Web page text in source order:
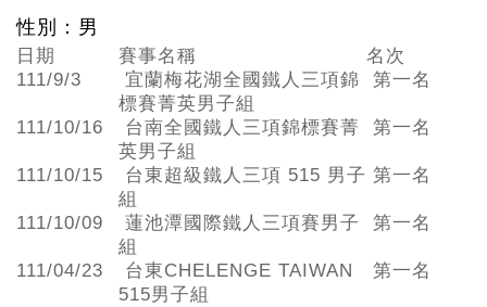
性別：男
日期 賽事名稱
名次
111/9/3
宜蘭梅花湖全國鐵人三項錦
標賽菁英男子組
第一名
111/10/16
台南全國鐵人三項錦標賽菁
英男子組
第一名
111/10/15
台東超級鐵人三項 515 男子
組
第一名
111/10/09
蓮池潭國際鐵人三項賽男子
組
第一名
111/04/23
台東CHELENGE TAIWAN
515男子組
第一名